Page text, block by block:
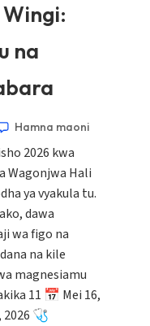
na
Hamna maoni
2026 kwa
Wagonjwa Hali
ya vyakula tu.
dawa
wa figo na
na kile
magnesiamu
11 📅 Mei 16,
2026 🩺